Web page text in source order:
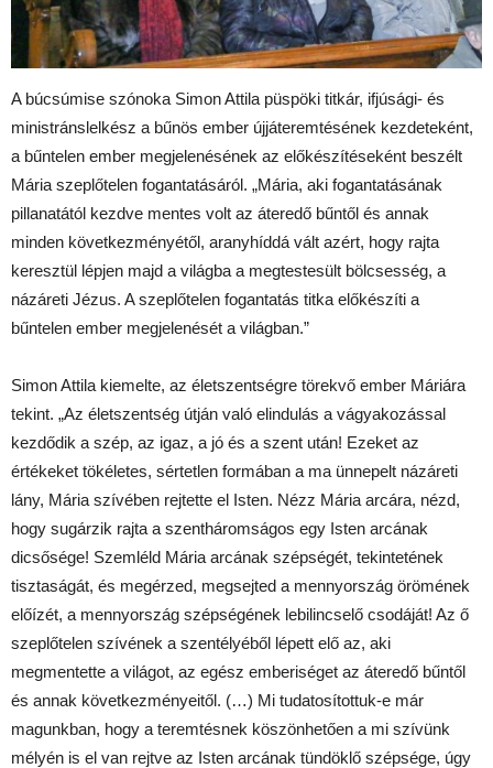
A búcsúmise szónoka Simon Attila püspöki titkár, ifjúsági- és
ministránslelkész a bűnös ember újjáteremtésének kezdeteként,
a bűntelen ember megjelenésének az előkészítéseként beszélt
Mária szeplőtelen fogantatásáról. „Mária, aki fogantatásának
pillanatától kezdve mentes volt az áteredő bűntől és annak
minden következményétől, aranyhíddá vált azért, hogy rajta
keresztül lépjen majd a világba a megtestesült bölcsesség, a
názáreti Jézus. A szeplőtelen fogantatás titka előkészíti a
bűntelen ember megjelenését a világban.”
Simon Attila kiemelte, az életszentségre törekvő ember Máriára
tekint. „Az életszentség útján való elindulás a vágyakozással
kezdődik a szép, az igaz, a jó és a szent után! Ezeket az
értékeket tökéletes, sértetlen formában a ma ünnepelt názáreti
lány, Mária szívében rejtette el Isten. Nézz Mária arcára, nézd,
hogy sugárzik rajta a szentháromságos egy Isten arcának
dicsősége! Szemléld Mária arcának szépségét, tekintetének
tisztaságát, és megérzed, megsejted a mennyország örömének
előízét, a mennyország szépségének lebilincselő csodáját! Az ő
szeplőtelen szívének a szentélyéből lépett elő az, aki
megmentette a világot, az egész emberiséget az áteredő bűntől
és annak következményeitől. (…) Mi tudatosítottuk-e már
magunkban, hogy a teremtésnek köszönhetően a mi szívünk
mélyén is el van rejtve az Isten arcának tündöklő szépsége, úgy